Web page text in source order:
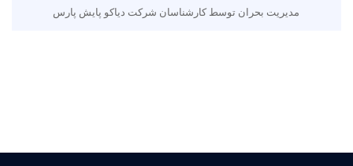
مدیریت بحران توسط کارشناسان شرکت دیاکو پایش پارس